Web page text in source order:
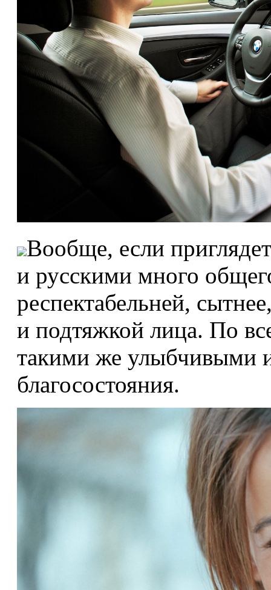
Вообще, если
и русскими много
респектабельней,
и подтяжкой лица. По
такими же улыбчивыми
благосостояния.